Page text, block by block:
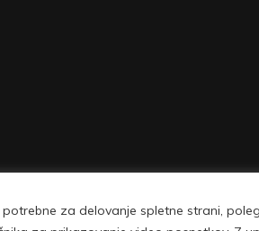
za delovanje spletne strani,
1, 1000 Ljubljana | © Copyright 2026